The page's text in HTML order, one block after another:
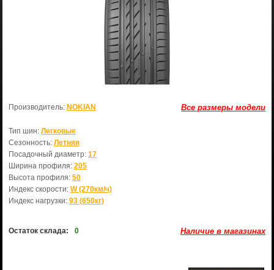
Все размеры модели
Производитель: NOKIAN
Тип шин: Легковые
Сезонность: Летняя
Посадочный диаметр: 17
Ширина профиля: 205
Высота профиля: 50
Индекс скорости: W (270км/ч)
Индекс нагрузки: 93 (650кг)
Остаток склада: 0 Наличие в магазинах